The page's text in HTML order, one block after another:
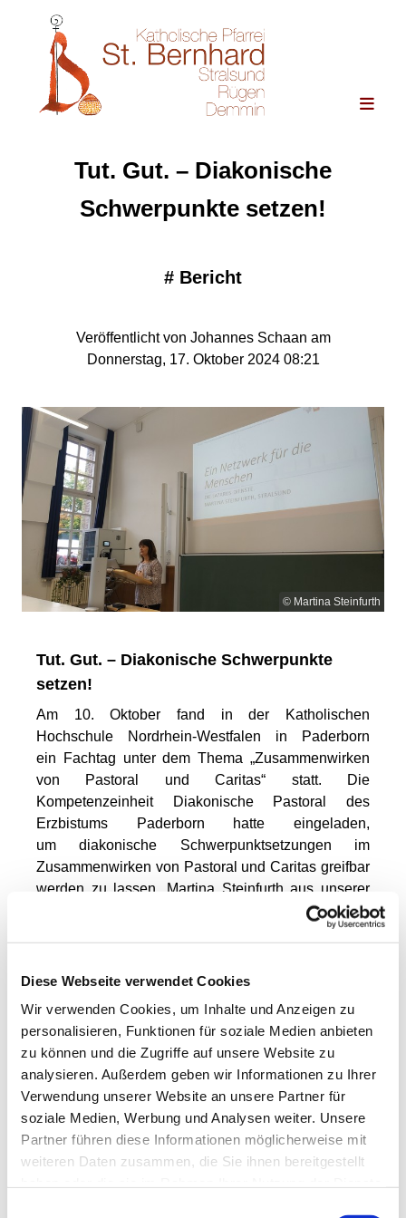
Diese Webseite verwendet Cookies
Wir verwenden Cookies, um Inhalte und Anzeigen zu
personalisieren, Funktionen für soziale Medien anbieten
zu können und die Zugriffe auf unsere Website zu
analysieren. Außerdem geben wir Informationen zu Ihrer
Verwendung unserer Website an unsere Partner für
soziale Medien, Werbung und Analysen weiter. Unsere
Partner führen diese Informationen möglicherweise mit
weiteren Daten zusammen, die Sie ihnen bereitgestellt
Tut. Gut. – Diakonische
Schwerpunkte setzen!
# Bericht
Veröffentlicht von Johannes Schaan am
Donnerstag, 17. Oktober 2024 08:21
© Martina Steinfurth
Tut. Gut. – Diakonische Schwerpunkte
setzen!
Am 10. Oktober fand in der Katholischen
Hochschule Nordrhein-Westfalen in Paderborn
ein Fachtag unter dem Thema „Zusammenwirken
von Pastoral und Caritas“ statt. Die
Kompetenzeinheit Diakonische Pastoral des
Erzbistums Paderborn hatte eingeladen,
um diakonische Schwerpunktsetzungen im
Zusammenwirken von Pastoral und Caritas greifbar
werden zu lassen. Martina Steinfurth aus unserer
Pfarrei war eingeladen und hat über das “Netzwerk
der Lazarusdienste in unserer
"Ich konnte dort den
Mitarbeitenden von
Caritas und
Generalvikariat und
aus den Pastoralen
Räumen unsere
Arbeit in und mit den
Lazarusdiensten in
einem Vortrag und in
einem Workshop